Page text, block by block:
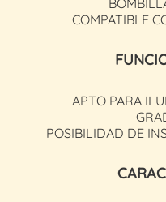
COMPATIBLE
APTO PARA
POSIBILIDAD DE